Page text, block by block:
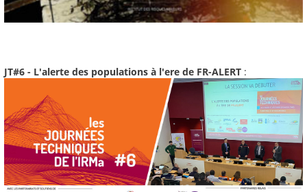
JT#6 - L'alerte des populations à l'ere de FR-ALERT :